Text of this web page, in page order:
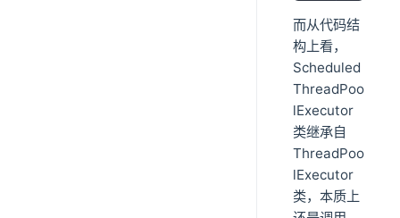
而从代码结
构上看，
Scheduled
ThreadPoo
lExecutor
类继承自
ThreadPoo
lExecutor
类，本质上